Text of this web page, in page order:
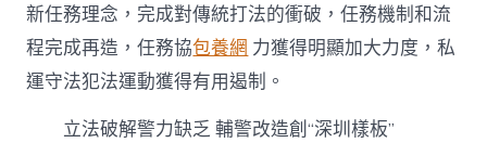
新任務理念，完成對傳統打法的衝破，任務機制和流
程完成再造，任務協包養網 力獲得明顯加大力度，私
運守法犯法運動獲得有用遏制。
立法破解警力缺乏 輔警改造創“深圳樣板”